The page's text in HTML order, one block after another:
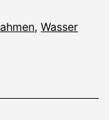
, Wasser